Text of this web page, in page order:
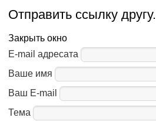
Отправить ссылку другу.
Закрыть окно
E-mail адресата
Ваше имя
Ваш E-mail
Тема